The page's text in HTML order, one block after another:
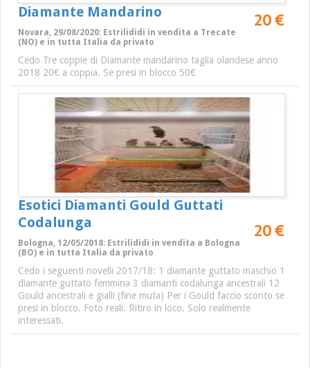
Diamante Mandarino 20 €
Novara, 29/08/2020: Estrilididi in vendita a Trecate
(NO) e in tutta Italia da privato
Cedo Tre coppie di Diamante mandarino taglia olandese anno
2018 20€ a coppia. Se presi in blocco 50€
Esotici Diamanti Gould Guttati
Codalunga
20 €
Bologna, 12/05/2018: Estrilididi in vendita a Bologna
(BO) e in tutta Italia da privato
Cedo i seguenti novelli 2017/18: 1 diamante guttato maschio 1
diamante guttato femmina 3 diamanti codalunga ancestrali 12
Gould ancestrali e gialli (fine muta) Per i Gould faccio sconto se
presi in blocco. Foto reali. Ritiro in loco. Solo realmente
interessati.